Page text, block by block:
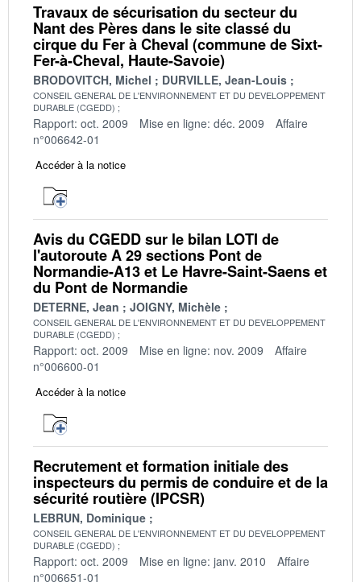
Travaux de sécurisation du secteur du
Nant des Pères dans le site classé du
cirque du Fer à Cheval (commune de Sixt-
Fer-à-Cheval, Haute-Savoie)
BRODOVITCH, Michel DURVILLE, Jean-Louis
CONSEIL GENERAL DE L'ENVIRONNEMENT ET DU DEVELOPPEMENT
DURABLE (CGEDD)
Rapport: oct. 2009 Mise en ligne: déc. 2009
Affaire
n°006642-01
Accéder à la notice
Avis du CGEDD sur le bilan LOTI de
l'autoroute A 29 sections Pont de
Normandie-A13 et Le Havre-Saint-Saens et
du Pont de Normandie
DETERNE, Jean JOIGNY, Michèle
CONSEIL GENERAL DE L'ENVIRONNEMENT ET DU DEVELOPPEMENT
DURABLE (CGEDD)
Rapport: oct. 2009 Mise en ligne: nov. 2009
Affaire
n°006600-01
Accéder à la notice
Recrutement et formation initiale des
inspecteurs du permis de conduire et de la
sécurité routière (IPCSR)
LEBRUN, Dominique
CONSEIL GENERAL DE L'ENVIRONNEMENT ET DU DEVELOPPEMENT
DURABLE (CGEDD)
Rapport: oct. 2009 Mise en ligne: janv. 2010
Affaire
n°006651-01